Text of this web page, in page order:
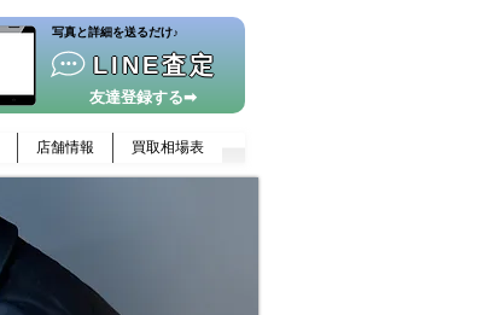
LINE査定
​写真と詳細を送るだけ♪
友達登録する➡
店舗情報 買取相場表